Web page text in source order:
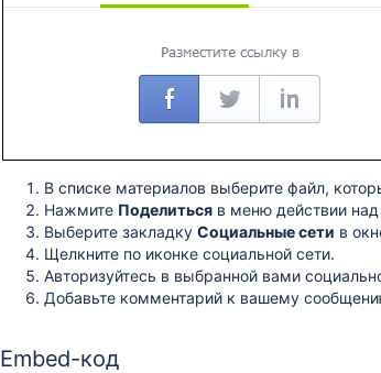
В списке материалов выберите файл,
Нажмите Поделиться в меню действии над
Выберите закладку Социальные сети в
Щелкните по иконке социальной сети.
Авторизуйтесь в выбранной вами
Добавьте комментарий к вашему
Embed-код